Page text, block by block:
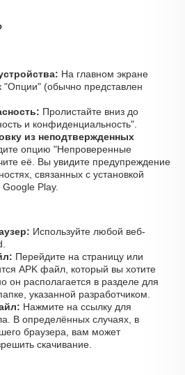
На главном экране
"Опции" (обычно представлен
Пролистайте вниз до
и конфиденциальность".
из неподтвержденных
опцию "Непроверенные
её. Вы увидите предупреждение
связанных с установкой
Play.
Используйте любой веб-
Перейдите на страницу или
APK файл, который вы хотите
он располагается в разделе для
указанной разработчиком.
Нажмите на ссылку для
В определённых случаях, в
браузера, вам может
скачивание.